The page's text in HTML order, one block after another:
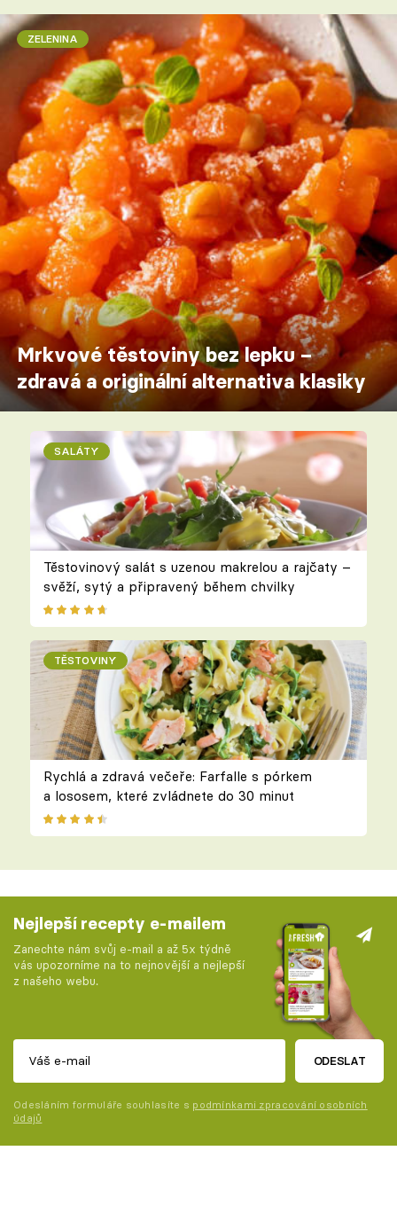
ZELENINA
Mrkvové těstoviny bez lepku –
zdravá a originální alternativa klasiky
SALÁTY
Těstovinový salát s uzenou makrelou a rajčaty –
svěží, sytý a připravený během chvilky
TĚSTOVINY
Rychlá a zdravá večeře: Farfalle s pórkem
a lososem, které zvládnete do 30 minut
Nejlepší recepty e-mailem
Zanechte nám svůj e-mail a až 5x týdně
vás upozorníme na to nejnovější a nejlepší
z našeho webu.
ODESLAT
Odesláním formuláře souhlasíte s podmínkami zpracování osobních
údajů